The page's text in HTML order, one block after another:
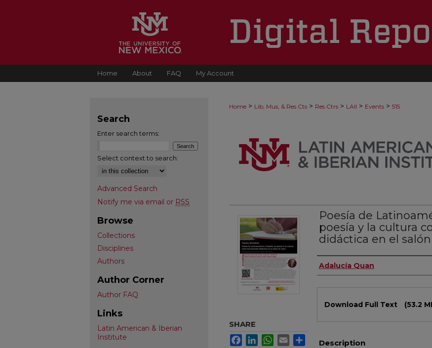
Home About FAQ My Account
Home > Lib, Mus, & Res Cts > Res Ctrs > LAII > Events > 515
Poesía de
poesía y la cultura
didáctica en el
Authors
Adalucía Quan
Download Full Text (53.2
Description
SHARE
FacebookLinkedInWhatsApp
Email
Search
Enter search terms:
Select context to search:
Advanced Search
Notify me via email or RSS
Browse
Collections
Disciplines
Authors
Author Corner
Author FAQ
Links
Latin American & Iberian
Institute